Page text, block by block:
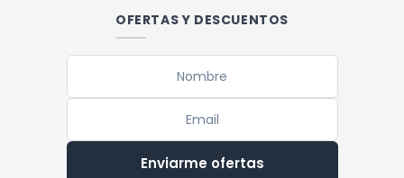
OFERTAS Y DESCUENTOS
Enviarme ofertas